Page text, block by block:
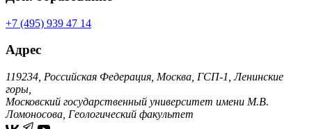
+7 (495) 939 47 14
Адрес
119234, Российская Федерация, Москва, ГСП-1, Ленинские
горы,
Московский государственный университет имени М.В.
Ломоносова, Геологический факультет